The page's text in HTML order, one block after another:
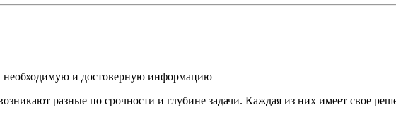
необходимую и достоверную информацию
разные по срочности и глубине задачи. Каждая из них имеет свое